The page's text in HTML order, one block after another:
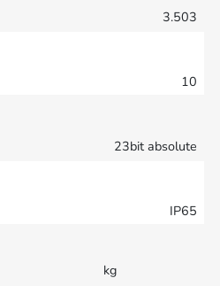
3.503
10
23bit absolute
IP65
kg